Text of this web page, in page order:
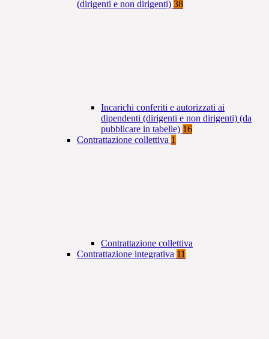
(dirigenti e non dirigenti) 38
Incarichi conferiti e autorizzati ai
dipendenti (dirigenti e non dirigenti) (da
pubblicare in tabelle) 16
Contrattazione collettiva 1
Contrattazione collettiva
Contrattazione integrativa 11